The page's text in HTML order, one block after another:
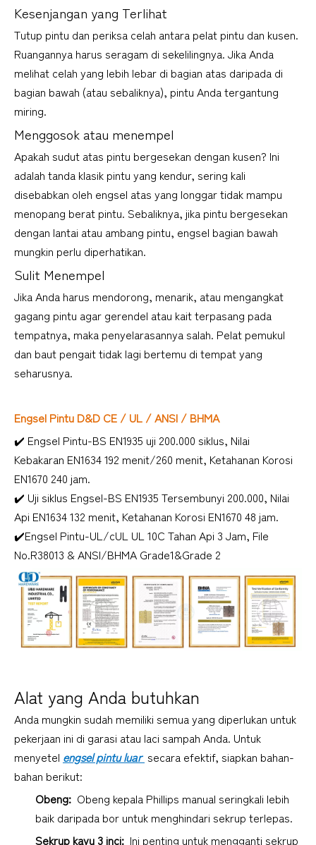
Kesenjangan yang Terlihat
Tutup pintu dan periksa celah antara pelat pintu dan kusen.
Ruangannya harus seragam di sekelilingnya. Jika Anda
melihat celah yang lebih lebar di bagian atas daripada di
bagian bawah (atau sebaliknya), pintu Anda tergantung
miring.
Menggosok atau menempel
Apakah sudut atas pintu bergesekan dengan kusen? Ini
adalah tanda klasik pintu yang kendur, sering kali
disebabkan oleh engsel atas yang longgar tidak mampu
menopang berat pintu. Sebaliknya, jika pintu bergesekan
dengan lantai atau ambang pintu, engsel bagian bawah
mungkin perlu diperhatikan.
Sulit Menempel
Jika Anda harus mendorong, menarik, atau mengangkat
gagang pintu agar gerendel atau kait terpasang pada
tempatnya, maka penyelarasannya salah. Pelat pemukul
dan baut pengait tidak lagi bertemu di tempat yang
seharusnya.
Engsel Pintu D&D CE / UL / ANSI / BHMA
✔️ Engsel Pintu-BS EN1935 uji 200.000 siklus, Nilai
Kebakaran EN1634 192 menit/260 menit, Ketahanan Korosi
EN1670 240 jam.
✔️ Uji siklus Engsel-BS EN1935 Tersembunyi 200.000, Nilai
Api EN1634 132 menit, Ketahanan Korosi EN1670 48 jam.
✔️Engsel Pintu-UL/cUL UL 10C Tahan Api 3 Jam, File
No.R38013 & ANSI/BHMA Grade1&Grade 2
Alat yang Anda butuhkan
Anda mungkin sudah memiliki semua yang diperlukan untuk
pekerjaan ini di garasi atau laci sampah Anda. Untuk
menyetel engsel pintu luar secara efektif, siapkan bahan-
bahan berikut:
Obeng: Obeng kepala Phillips manual seringkali lebih
baik daripada bor untuk menghindari sekrup terlepas.
Sekrup kayu 3 inci: Ini penting untuk mengganti sekrup